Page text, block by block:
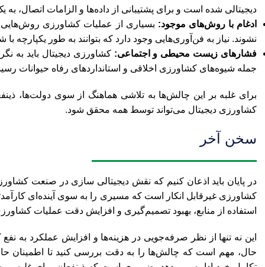
دیجیتالی شده است و برای پشتیبانی از داده‌ها و الزامات اتصال،
ادغام با روش‌های موجود: بسیاری از عملیات کشاورزی روش‌هایی
نشوند. نیاز به فن‌آوری‌هایی وجود دارد که بتوانند به طور
فشارهای زیست محیطی و اجتماعی:کشاورزی دیجیتال باید به
جمله شیوه‌های کشاورزی اخلاقی و استانداردهای رفاه حیوانات
برای غلبه بر این چالش‌ها به تلاشی هماهنگ از سوی دولت‌ها،
کشاورزی دیجیتال می‌تواند توسط همه محقق شود.
سخن آخر
در پایان باید اذعان کنیم که نقش دیجیتالی سازی در صنعت
کشاورزی غیرقابل انکار است که مسیری را به سوی آینده‌ای
استفاده از منابع، بهبود تصمیم‌گیری و افزایش دقت عملیات
این نه تنها از نظر صرفه‌جویی در هزینه‌ها و افزایش عملکرد به
حال، مهم است که چالش‌ها را به دقت بررسی کنید تا اطمینان